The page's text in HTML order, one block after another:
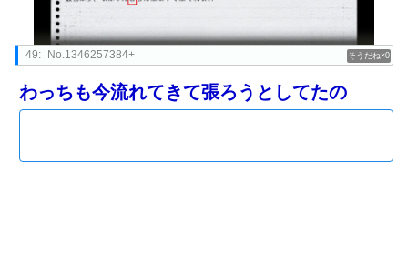
0
49: No.1346257384+
わっちも今流れてきて張ろうとしてたの